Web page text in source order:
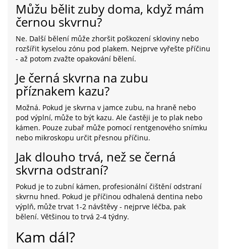
Můžu bělit zuby doma, když mám
černou skvrnu?
Ne. Další bělení může zhoršit poškození skloviny nebo
rozšířit kyselou zónu pod plakem. Nejprve vyřešte příčinu
- až potom zvažte opakování bělení.
Je černá skvrna na zubu
příznakem kazu?
Možná. Pokud je skvrna v jamce zubu, na hraně nebo
pod výplní, může to být kazu. Ale častěji je to plak nebo
kámen. Pouze zubař může pomocí rentgenového snímku
nebo mikroskopu určit přesnou příčinu.
Jak dlouho trvá, než se černá
skvrna odstraní?
Pokud je to zubní kámen, profesionální čištění odstraní
skvrnu hned. Pokud je příčinou odhalená dentina nebo
výplň, může trvat 1-2 návštěvy - nejprve léčba, pak
bělení. Většinou to trvá 2-4 týdny.
Kam dál?